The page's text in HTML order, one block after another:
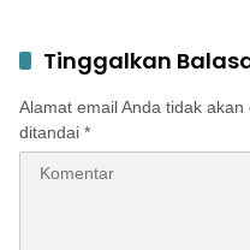
Tinggalkan
Alamat email Anda tidak akan
ditandai *